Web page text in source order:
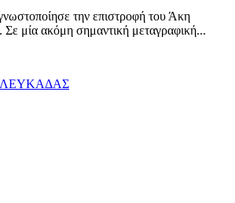
την επιστροφή του Άκη
μία ακόμη σημαντική μεταγραφική...
ΛΕΥΚΑΔΑΣ